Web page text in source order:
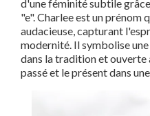
d'une féminité subtile
"e". Charlee est un prénom
audacieuse, capturant
modernité. Il symbolise
dans la tradition et ouverte
passé et le présent dans